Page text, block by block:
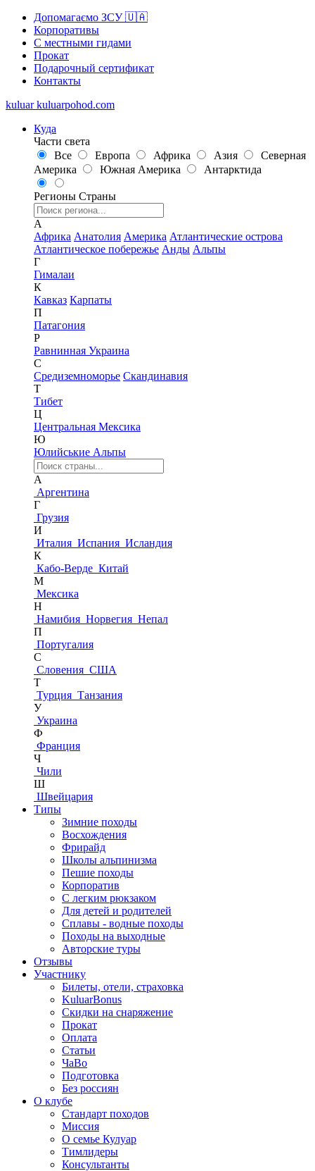
Допомагаємо ЗСУ 🇺🇦
Корпоративы
С местными гидами
Прокат
Подарочный сертификат
Контакты
kuluar kuluarpohod.com
Куда
Части света
Все
Европа Африка Азия
Северная
Америка
Южная Америка Антарктида
Регионы Страны
А
Африка Анатолия Америка Атлантические острова
Атлантическое побережье Анды Альпы
Г
Гималаи
К
Кавказ Карпаты
П
Патагония
Р
Равнинная Украина
С
Средиземноморье Скандинавия
Т
Тибет
Ц
Центральная Мексика
Ю
Юлийськие Альпы
А
Аргентина
Г
Грузия
И
Италия Испания Исландия
К
Кабо-Верде Китай
М
Мексика
Н
Намибия Норвегия Непал
П
Португалия
С
Словения США
Т
Турция Танзания
У
Украина
Ф
Франция
Ч
Чили
Ш
Швейцария
Типы
Зимние походы
Восхождения
Фрирайд
Школы альпинизма
Пешие походы
Корпоратив
С легким рюкзаком
Для детей и родителей
Сплавы - водные походы
Походы на выходные
Авторские туры
Отзывы
Участнику
Билеты, отели, страховка
KuluarBonus
Скидки на снаряжение
Прокат
Оплата
Статьи
ЧаВо
Подготовка
Без россиян
О клубе
Стандарт походов
Миссия
О семье Кулуар
Тимлидеры
Консультанты